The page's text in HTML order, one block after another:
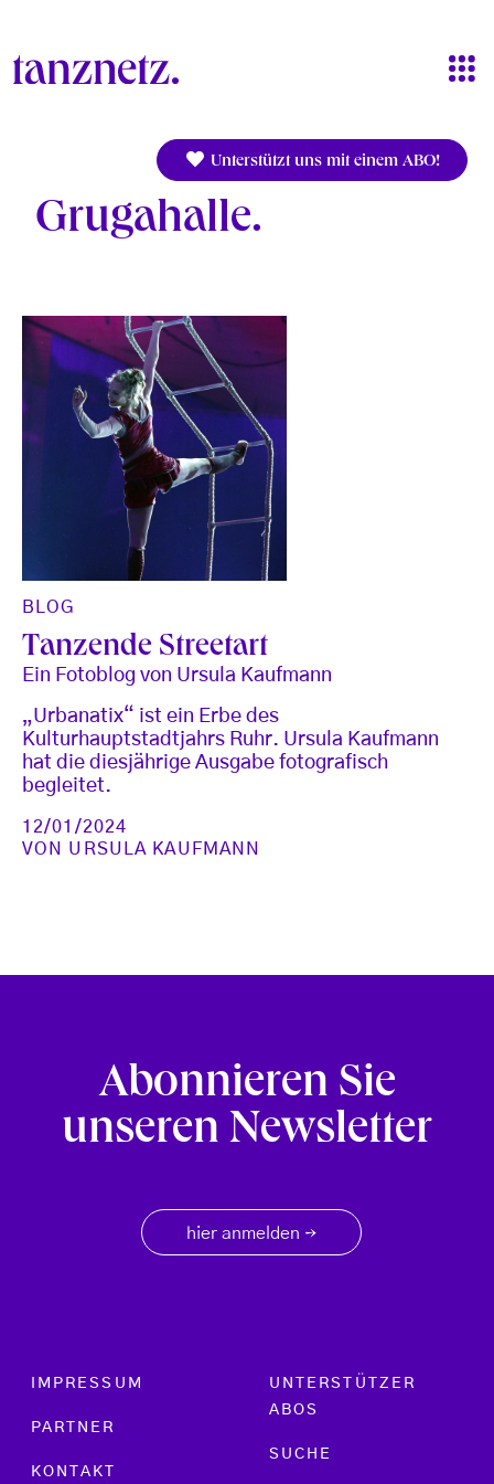
Unterstützt uns mit einem ABO!
Grugahalle
BLOG
Tanzende Streetart
Ein Fotoblog von Ursula Kaufmann
„Urbanatix“ ist ein Erbe des
Kulturhauptstadtjahrs Ruhr. Ursula Kaufmann
hat die diesjährige Ausgabe fotografisch
begleitet.
12/01/2024
VON URSULA KAUFMANN
Abonnieren Sie
unseren Newsletter
hier anmelden →
Footer menu
IMPRESSUM
PARTNER
KONTAKT
UNTERSTÜTZER
ABOS
SUCHE